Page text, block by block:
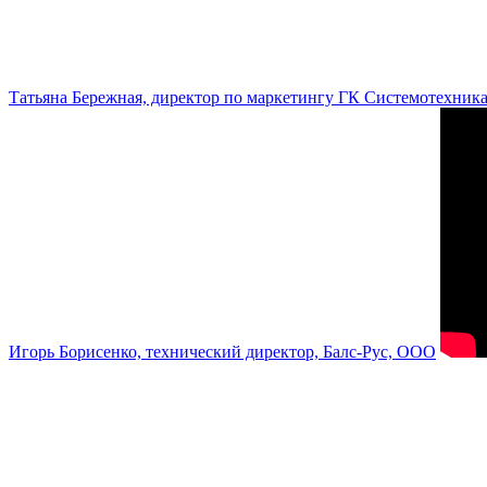
Татьяна Бережная, директор по маркетингу ГК Системотехника
Игорь Борисенко, технический директор, Балс-Рус, ООО